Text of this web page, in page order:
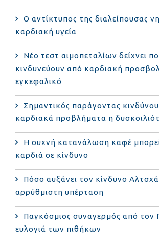
Ο αντίκτυπος της διαλείπουσας
καρδιακή υγεία
Νέο τεστ αιμοπεταλίων δείχνει
κινδυνεύουν από καρδιακή
εγκεφαλικό
Σημαντικός παράγοντας
καρδιακά προβλήματα η
Η συχνή κατανάλωση καφέ
καρδιά σε κίνδυνο
Πόσο αυξάνει τον κίνδυνο
αρρύθμιστη υπέρταση
Παγκόσμιος συναγερμός από τον
ευλογιά των πιθήκων